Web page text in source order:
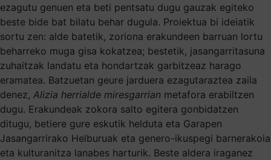
ezagutu genuen eta beti pentsatu dugu gauzak egiteko
beste bide bat bilatu behar dugula. Proiektua bi ideiatik
sortu zen: alde batetik, zoriona erakundeen barruan lortu
beharreko muga gisa kokatzea; bestetik, jasangarritasuna
zuhaitzak landatu eta hondartzak garbitzeaz harago
eramatea. Batzuetan geure jarduera ezagutaraztea zaila
denez, Alizia herrialde miresgarrian metafora erabiltzen
dugu. Erakundeak zokora salto egitera gonbidatzen
ditugu, betiere gure eskutik helduta eta Garapen
Jasangarrirako Helburuak eta genero-ikuspegi barnerakoia
eta kulturanitza lanabes harturik. Beste aldera iraganez